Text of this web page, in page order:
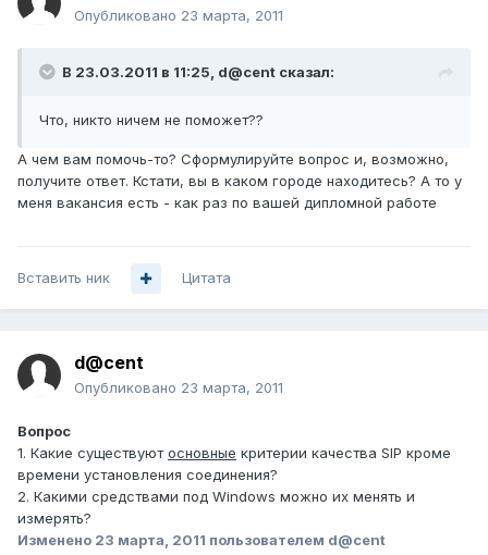
Опубликовано 23 марта, 2011
В 23.03.2011 в 11:25, d@cent сказал:
Что, никто ничем не поможет??
А чем вам помочь-то? Сформулируйте вопрос и, возможно,
получите ответ. Кстати, вы в каком городе находитесь? А то у
меня вакансия есть - как раз по вашей дипломной работе
Вставить ник Цитата
d@cent
Опубликовано 23 марта, 2011
Вопрос
1. Какие существуютосновные критерии качества SIP кроме
времени установления соединения?
2. Какими средствами под Windows можно их менять и
измерять?
Изменено 23 марта, 2011 пользователем d@cent